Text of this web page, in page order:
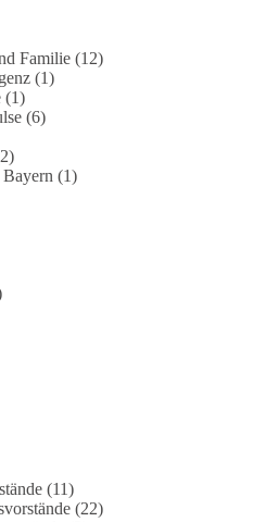
Auf Facebook ansehen
Umzug
in der Ukraine und in Gaza
ab 14 Uhr
dich beteiligen solltest:
Familie (12)
(1)
(1)
(6)
(1)
(11)
(22)